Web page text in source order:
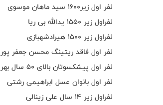
نفر اول زیر۱۶۰۰ سید ماهان موسوی
نفراول زیر ۱۵۵۰ یدالله بی ریا
نفراول زیر ۱۵۰۰ هیرادشهبازی
نفر اول فاقد ریتینگ محسن جعفر پور
نفر اول پیشکسوتان بالای ۵۰ سال بهروز مرادی
نفر اول بانوان عسل ابراهیمی رشتی
نفراول زیر ۱۴ سال علی زینالی